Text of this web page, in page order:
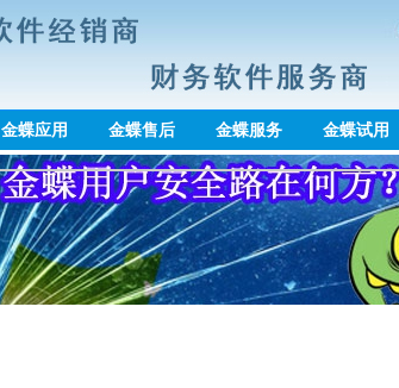
金蝶应用 金蝶售后 金蝶服务 金蝶试用